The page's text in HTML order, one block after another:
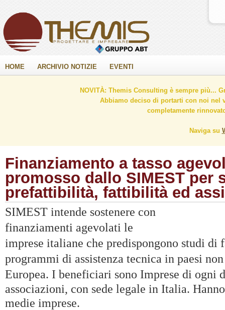
HOME ARCHIVIO NOTIZIE EVENTI
NOVITÀ: Themis Consulting è sempre più...
Abbiamo deciso di portarti con noi nel
completamente
Naviga su
Finanziamento a tasso
promosso dallo SIMEST per
prefattibilità, fattibilità ed
SIMEST intende sostenere con
finanziamenti agevolati le
imprese italiane che predispongono studi
programmi di assistenza tecnica in paesi
Europea. I beneficiari sono Imprese di ogni
associazioni, con sede legale in Italia.
medie imprese.